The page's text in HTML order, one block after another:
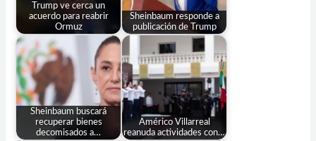
Trump ve cerca un
acuerdo para reabrir
Ormuz
Sheinbaum responde a
publicación de Trump
Sheinbaum buscará
recuperar bienes
decomisados a…
Américo Villarreal
reanuda actividades con…